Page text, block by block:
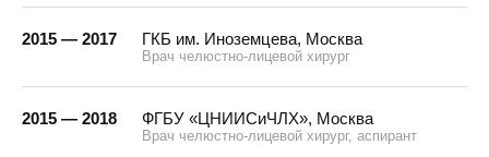
2015 — 2017 ГКБ им. Иноземцева, Москва
Врач челюстно-лицевой хирург
2015 — 2018 ФГБУ «ЦНИИСиЧЛХ», Москва
Врач челюстно-лицевой хирург, аспирант